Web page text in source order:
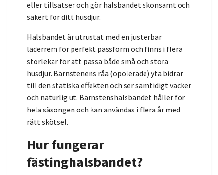
eller tillsatser och gör halsbandet skonsamt och
säkert för ditt husdjur.
Halsbandet är utrustat med en justerbar
läderrem för perfekt passform och finns i flera
storlekar för att passa både små och stora
husdjur. Bärnstenens råa (opolerade) yta bidrar
till den statiska effekten och ser samtidigt vacker
och naturlig ut. Bärnstenshalsbandet håller för
hela säsongen och kan användas i flera år med
rätt skötsel.
Hur fungerar
fästinghalsbandet?